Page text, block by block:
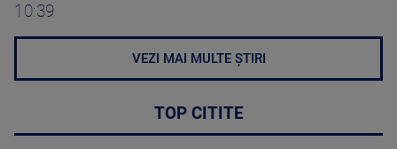
10:39
VEZI MAI MULTE ȘTIRI
TOP CITITE